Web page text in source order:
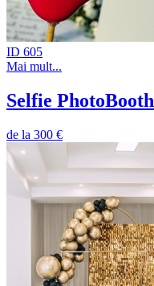
ID 605
Mai mult...
Selfie PhotoBooth
de la 300 €